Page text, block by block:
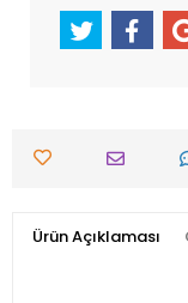
Ürün Açıklaması